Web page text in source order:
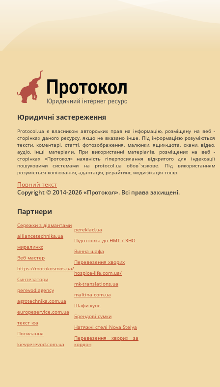
Юридичні застереження
Protocol.ua є власником авторських прав на інформацію, розміщену на веб -
сторінках даного ресурсу, якщо не вказано інше. Під інформацією розуміються
тексти, коментарі, статті, фотозображення, малюнки, ящик-шота, скани, відео,
аудіо, інші матеріали. При використанні матеріалів, розміщених на веб -
сторінках «Протокол» наявність гіперпосилання відкритого для індексації
пошуковими системами на protocol.ua обов`язкове. Під використанням
розуміється копіювання, адаптація, рерайтинг, модифікація тощо.
Повний текст
Copyright © 2014-2026 «Протокол». Всі права захищені.
Партнери
Сережки з діамантами
alliancetechnika.ua
миралинкс
Веб мастер
https://motokosmos.ua/
Синтезатори
perevod.agency
agrotechnika.com.ua
europeservice.com.ua
текст юа
Посилання
kievperevod.com.ua
pereklad.ua
Підготовка до НМТ / ЗНО
Винна шафа
Перевезення хворих
hospice-life.com.ua/
mk-translations.ua
maltina.com.ua
Шафи купе
Брендові сумки
Натяжні стелі Nova Stelya
Перевезення хворих за
кордон